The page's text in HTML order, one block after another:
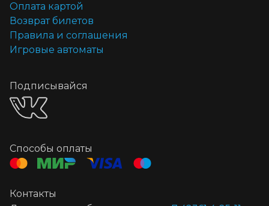
Оплата картой
Возврат билетов
Правила и соглашения
Игровые автоматы
Подписывайся
Способы оплаты
Контакты